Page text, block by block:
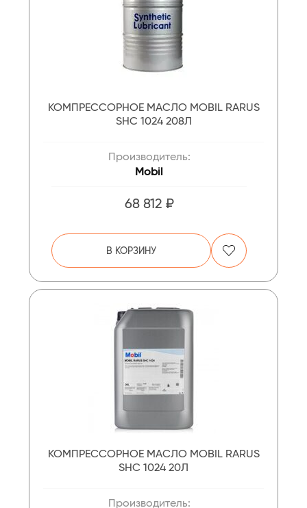
КОМПРЕССОРНОЕ МАСЛО MOBIL RARUS
SHC 1024 208Л
Производитель:
Mobil
68 812 ₽
В КОРЗИНУ
КОМПРЕССОРНОЕ МАСЛО MOBIL RARUS
SHC 1024 20Л
Производитель: